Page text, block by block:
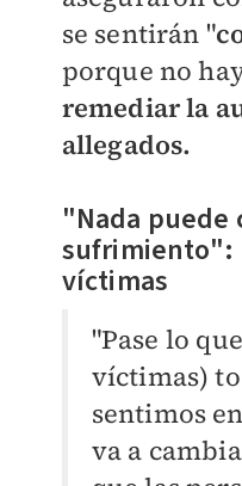
se sentirán "
porque no
remediar la
allegados.
"Nada puede
sufrimiento":
víctimas
"Pase lo
víctimas)
sentimos
va a